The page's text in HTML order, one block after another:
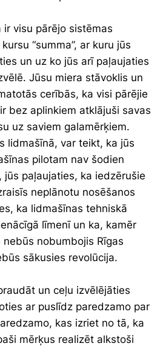
visu pārējo sistēmas
“summa”, ar kuru jūs
un uz ko jūs arī paļaujaties
Jūsu miera stāvoklis un
cerībās, ka visi pārējie
bez aplinkiem atklājuši savas
uz saviem galamērķiem.
lidmašīnā, var teikt, ka jūs
pilotam nav šodien
jūs paļaujaties, ka iedzērušie
neplānotu nosēšanos
ka lidmašīnas tehniskā
līmenī un ka, kamēr
nobumbojis Rīgas
sākusies revolūcija.
un ceļu izvēlējāties
ar puslīdz paredzamo par
kas izriet no tā, ka
mērķus realizēt alkstoši